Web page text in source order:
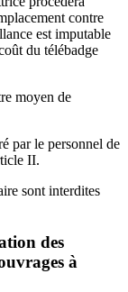
contre
est imputable
du télébadge
moyen de
par le personnel de
II.
sont interdites
des
à